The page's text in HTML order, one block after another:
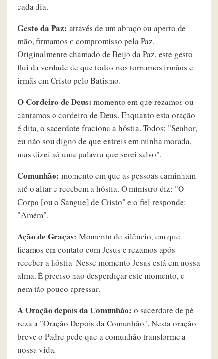
cada dia.
Gesto da Paz: através de um abraço ou aperto de
mão, firmamos o compromisso pela Paz.
Originalmente chamado de Beijo da Paz, este gesto
flui da verdade de que todos nos tornamos irmãos e
irmãs em Cristo pelo Batismo.
O Cordeiro de Deus: momento em que rezamos ou
cantamos o cordeiro de Deus. Enquanto esta oração
é dita, o sacerdote fraciona a hóstia. Todos: "Senhor,
eu não sou digno de que entreis em minha morada,
mas dizei só uma palavra que serei salvo".
Comunhão: momento em que as pessoas caminham
até o altar e recebem a hóstia. O ministro diz: "O
Corpo [ou o Sangue] de Cristo" e o fiel responde:
"Amém".
Ação de Graças: Momento de silêncio, em que
ficamos em contato com Jesus e rezamos após
receber a hóstia. Nesse momento Jesus está em nossa
alma. É preciso não desperdiçar este momento, e
nem tão pouco apressar.
A Oração depois da Comunhão: o sacerdote de pé
reza a "Oração Depois da Comunhão". Nesta oração
breve o Padre pede que a comunhão transforme a
nossa vida.